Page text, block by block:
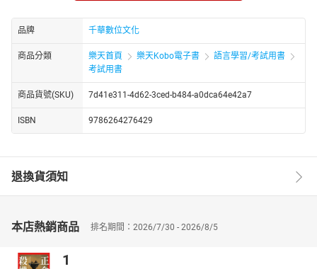
合觀點等方式，將考點順序排列，由易入難，希望你能依序閱讀並
瞭解，並列出出題頻率，可針對重點主題加強複習，以收事半功倍
之讀書效率，書中輔以圖表編排，並時時有名師的知識補充，讓你
綱舉目張，建立屬於你自己的知識體系。
◎牛刀小試+精選試題‧即學即練好吸收
各單元隨堂練習之下收錄經典範題，並逐題加以詳盡解析，難懂之
處更加上圖解，最適合釐清觀念，打通你的學習思路！讀完課文後
立即練習，更能加強印象。
收錄第1～9次農會招考試題以及109~114年各家銀行招考、金融基
測，由名師精心詳解，時效最新、解析最精、收錄最全，利於掌握
考試最新脈動與命題方向，讓你能瞭解重要考題出題方式，必定能
★貨幣銀行學Key Point
探討貨幣的定義、金融制度與市場結構、利率、匯率、通貨膨脹和
品牌 千華數位文化
商品分類 樂天首頁 樂天Kobo電子書
語言學習/考試用書
考試用書
商品貨號(SKU) 7d41e311-4d62-3ced-b484-a0dca64e42a7
ISBN 9786264276429
退換貨須知
本店熱銷商品 排名期間：2026/7/30 - 2026/8/5
1